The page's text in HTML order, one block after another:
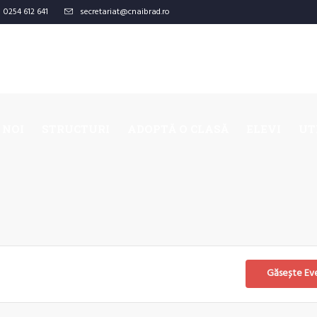
0254 612 641 secretariat@cnaibrad.ro
Găsește